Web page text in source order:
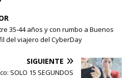
35-44 años y con rumbo a Buenos
del viajero del CyberDay
SIGUIENTE
SOLO 15 SEGUNDOS